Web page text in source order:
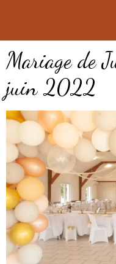
Mariage de
juin 2022